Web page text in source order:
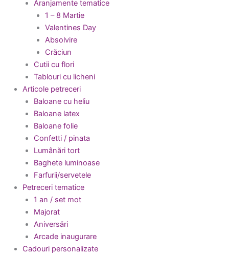
Aranjamente tematice
1 – 8 Martie
Valentines Day
Absolvire
Crăciun
Cutii cu flori
Tablouri cu licheni
Articole petreceri
Baloane cu heliu
Baloane latex
Baloane folie
Confetti / pinata
Lumânări tort
Baghete luminoase
Farfurii/servetele
Petreceri tematice
1 an / set mot
Majorat
Aniversări
Arcade inaugurare
Cadouri personalizate